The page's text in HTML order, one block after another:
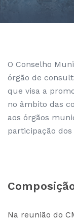
O Conselho
órgão de
que visa a
no âmbito das
aos órgãos
participação
Na reunião do